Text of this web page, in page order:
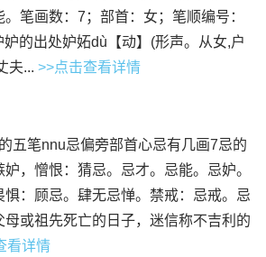
笔画数：7；部首：女；笔顺编号：
的出处妒妬dù【动】(形声。从女,户
夫... >>点击查看详情
五笔nnu忌偏旁部首心忌有几画7忌的
，憎恨：猜忌。忌才。忌能。忌妒。
惧：顾忌。肆无忌惮。禁戒：忌戒。忌
或祖先死亡的日子，迷信称不吉利的
看详情